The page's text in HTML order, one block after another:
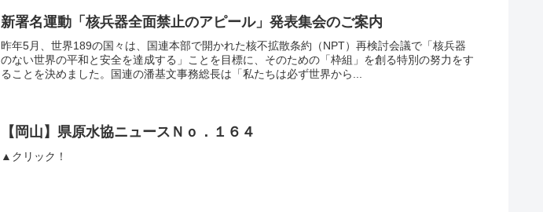
新署名運動「核兵器全面禁止のアピール」発表集会のご案内
昨年5月、世界189の国々は、国連本部で開かれた核不拡散条約（NPT）再検討会議で「核兵器
のない世界の平和と安全を達成する」ことを目標に、そのための「枠組」を創る特別の努力をす
ることを決めました。国連の潘基文事務総長は「私たちは必ず世界から...
【岡山】県原水協ニュースＮｏ．１６４
▲クリック！